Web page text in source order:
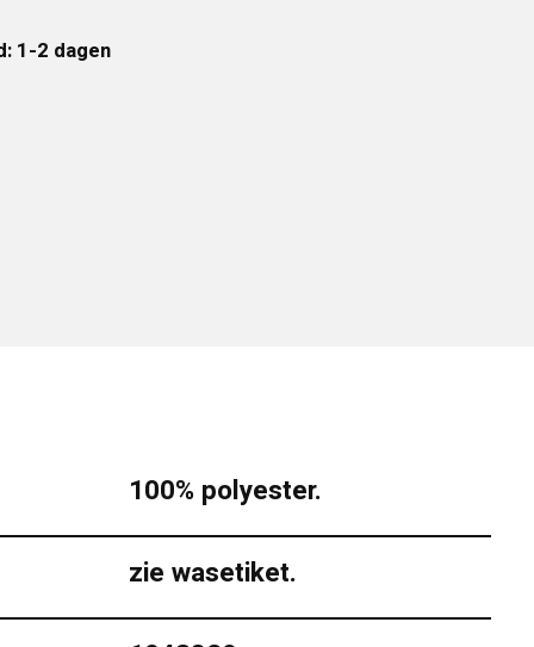
1-2 dagen
100% polyester.
zie wasetiket.